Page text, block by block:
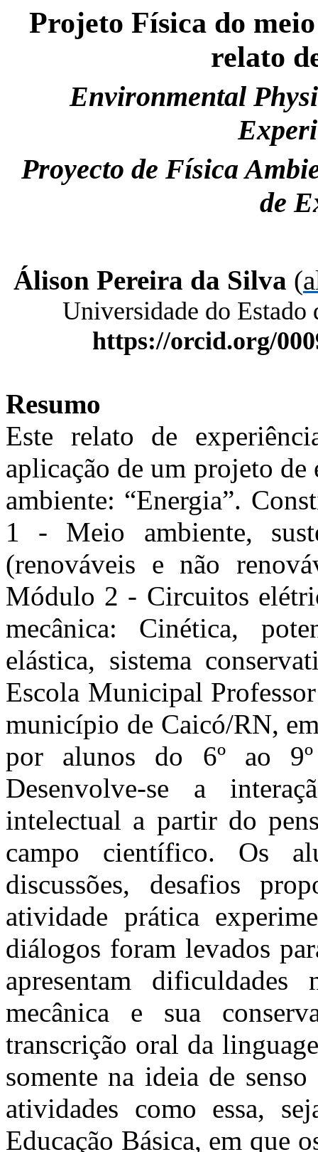
Projeto Física do
relato
Environmental
Proyecto de Física
de
Álison Pereira da Silva (
Universidade do
https://orcid.org/
Resumo
Este relato de
aplicação de um projeto
ambiente: “Energia”.
1 - Meio ambiente,
(renováveis e não
Módulo 2 - Circuitos
mecânica: Cinética,
elástica, sistema
Escola Municipal
município de Caicó/RN,
por alunos do 6º ao
Desenvolve-se a
intelectual a partir do
campo científico. Os
discussões, desafios
atividade prática
diálogos foram levados
apresentam
mecânica e sua
transcrição oral da
somente na ideia de
atividades como essa,
Educação Básica, em que